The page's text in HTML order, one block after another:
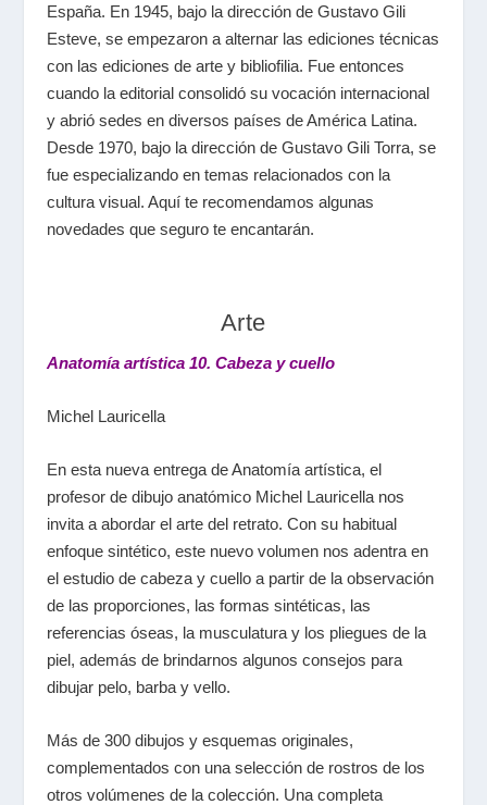
España. En 1945, bajo la dirección de Gustavo Gili
Esteve, se empezaron a alternar las ediciones técnicas
con las ediciones de arte y bibliofilia. Fue entonces
cuando la editorial consolidó su vocación internacional
y abrió sedes en diversos países de América Latina.
Desde 1970, bajo la dirección de Gustavo Gili Torra, se
fue especializando en temas relacionados con la
cultura visual. Aquí te recomendamos algunas
novedades que seguro te encantarán.
Arte
Anatomía artística 10. Cabeza y cuello
Michel Lauricella
En esta nueva entrega de Anatomía artística, el
profesor de dibujo anatómico Michel Lauricella nos
invita a abordar el arte del retrato. Con su habitual
enfoque sintético, este nuevo volumen nos adentra en
el estudio de cabeza y cuello a partir de la observación
de las proporciones, las formas sintéticas, las
referencias óseas, la musculatura y los pliegues de la
piel, además de brindarnos algunos consejos para
dibujar pelo, barba y vello.
Más de 300 dibujos y esquemas originales,
complementados con una selección de rostros de los
otros volúmenes de la colección. Una completa